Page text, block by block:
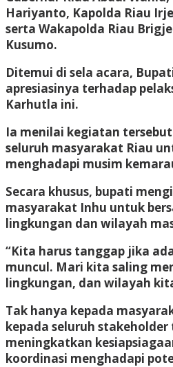
Hariyanto, Kapolda Riau
serta Wakapolda Riau
Kusumo.
Ditemui di sela acara,
apresiasinya terhadap
Karhutla ini.
Ia menilai kegiatan
seluruh masyarakat Riau
menghadapi musim
Secara khusus, bupati
masyarakat Inhu untuk
lingkungan dan wilayah
“Kita harus tanggap jika
muncul. Mari kita saling
lingkungan, dan wilayah
Tak hanya kepada
kepada seluruh
meningkatkan
koordinasi menghadapi